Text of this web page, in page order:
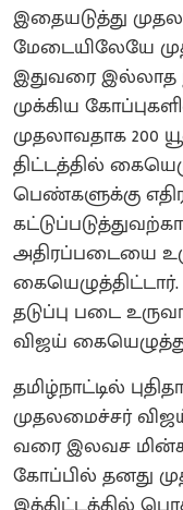
இதையடுத்து
மேடையிலேயே
இதுவரை இல்லாத
முக்கிய
முதலாவதாக 200
திட்டத்தில்
பெண்களுக்கு
அதிரப்படையை
தடுப்பு படை
விஜய்
தமிழ்நாட்டில்
முதலமைச்சர்
வரை இலவச
கோப்பில் தனது